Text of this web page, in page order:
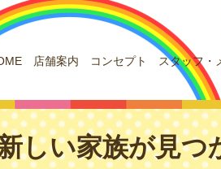
店舗案内 コンセプト スタッフ・
しい家族が見つ